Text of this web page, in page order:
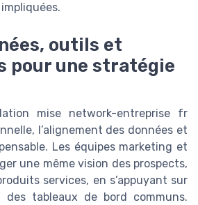
outils et
pour une stratégie
mise network-entreprise fr
l’alignement des données et
Les équipes marketing et
une même vision des prospects,
services, en s’appuyant sur
des tableaux de bord communs.